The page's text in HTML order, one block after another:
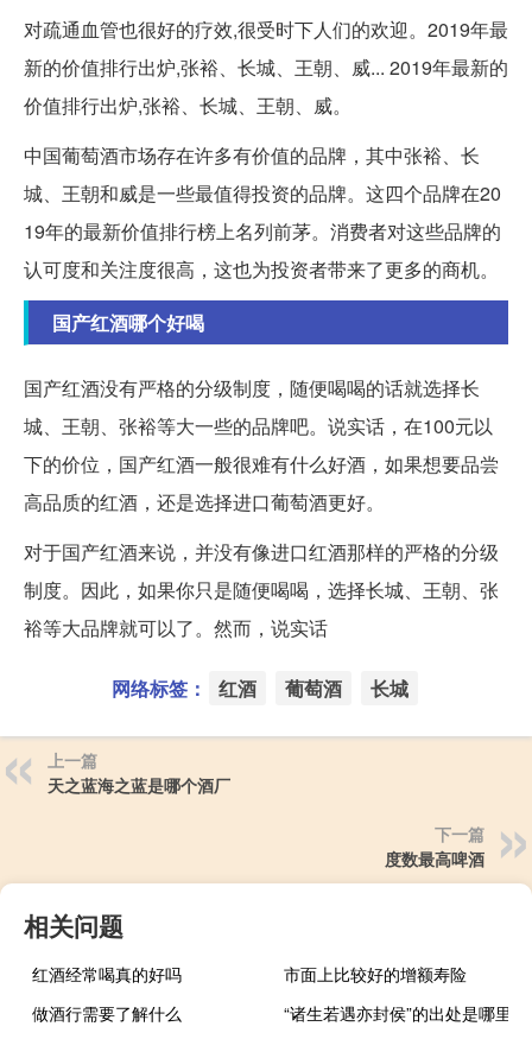
对疏通血管也很好的疗效,很受时下人们的欢迎。2019年最
新的价值排行出炉,张裕、长城、王朝、威... 2019年最新的
价值排行出炉,张裕、长城、王朝、威。
中国葡萄酒市场存在许多有价值的品牌，其中张裕、长
城、王朝和威是一些最值得投资的品牌。这四个品牌在20
19年的最新价值排行榜上名列前茅。消费者对这些品牌的
认可度和关注度很高，这也为投资者带来了更多的商机。
国产红酒哪个好喝
国产红酒没有严格的分级制度，随便喝喝的话就选择长
城、王朝、张裕等大一些的品牌吧。说实话，在100元以
下的价位，国产红酒一般很难有什么好酒，如果想要品尝
高品质的红酒，还是选择进口葡萄酒更好。
对于国产红酒来说，并没有像进口红酒那样的严格的分级
制度。因此，如果你只是随便喝喝，选择长城、王朝、张
裕等大品牌就可以了。然而，说实话
网络标签： 红酒 葡萄酒 长城
上一篇
天之蓝海之蓝是哪个酒厂
下一篇
度数最高啤酒
相关问题
红酒经常喝真的好吗
市面上比较好的增额寿险
做酒行需要了解什么
“诸生若遇亦封侯”的出处是哪里